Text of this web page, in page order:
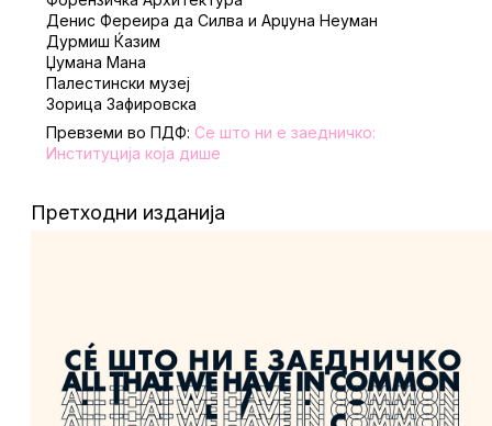
Денис Фереира да Силва и Арџуна Неуман
Дурмиш Ќазим
Џумана Мана
Палестински музеj
Зорица Зафировска
Превземи во ПДФ: Се што ни е заедничко:
Институција која дише
Претходни изданија